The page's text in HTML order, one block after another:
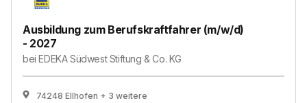
Ausbildung zum Berufskraftfahrer (m/w/d)
- 2027
beiEDEKA Südwest Stiftung & Co. KG
74248 Ellhofen + 3 weitere